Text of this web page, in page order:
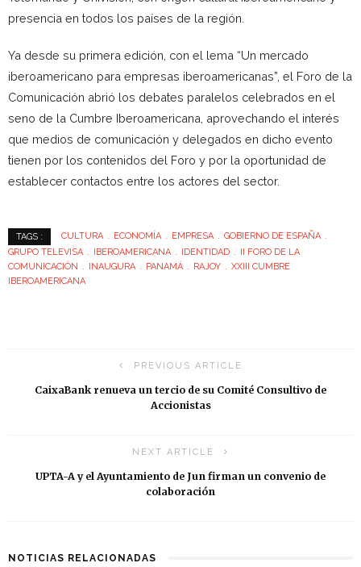
presencia en todos los países de la región.
Ya desde su primera edición, con el lema “Un mercado
iberoamericano para empresas iberoamericanas”, el Foro de la
Comunicación abrió los debates paralelos celebrados en el
seno de la Cumbre Iberoamericana, aprovechando el interés
que medios de comunicación y delegados en dicho evento
tienen por los contenidos del Foro y por la oportunidad de
establecer contactos entre los actores del sector.
TAGS : CULTURA ECONOMÍA EMPRESA
GOBIERNO DE ESPAÑA
GRUPO TELEVISA
IBEROAMERICANA IDENTIDAD
II FORO DE LA
COMUNICACIÓN
INAUGURA PANAMÁ RAJOY
XXIII CUMBRE
IBEROAMERICANA
PREVIOUS ARTICLE
CaixaBank renueva un tercio de su Comité Consultivo de
Accionistas
NEXT ARTICLE
UPTA-A y el Ayuntamiento de Jun firman un convenio de
colaboración
NOTICIAS RELACIONADAS